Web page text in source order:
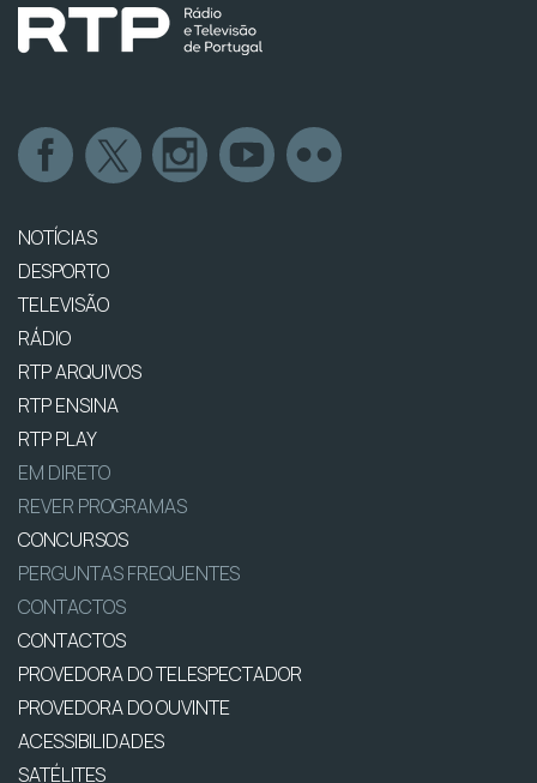
NOTÍCIAS
DESPORTO
TELEVISÃO
RÁDIO
RTP ARQUIVOS
RTP ENSINA
RTP PLAY
EM DIRETO
REVER PROGRAMAS
CONCURSOS
PERGUNTAS FREQUENTES
CONTACTOS
CONTACTOS
PROVEDORA DO TELESPECTADOR
PROVEDORA DO OUVINTE
ACESSIBILIDADES
SATÉLITES